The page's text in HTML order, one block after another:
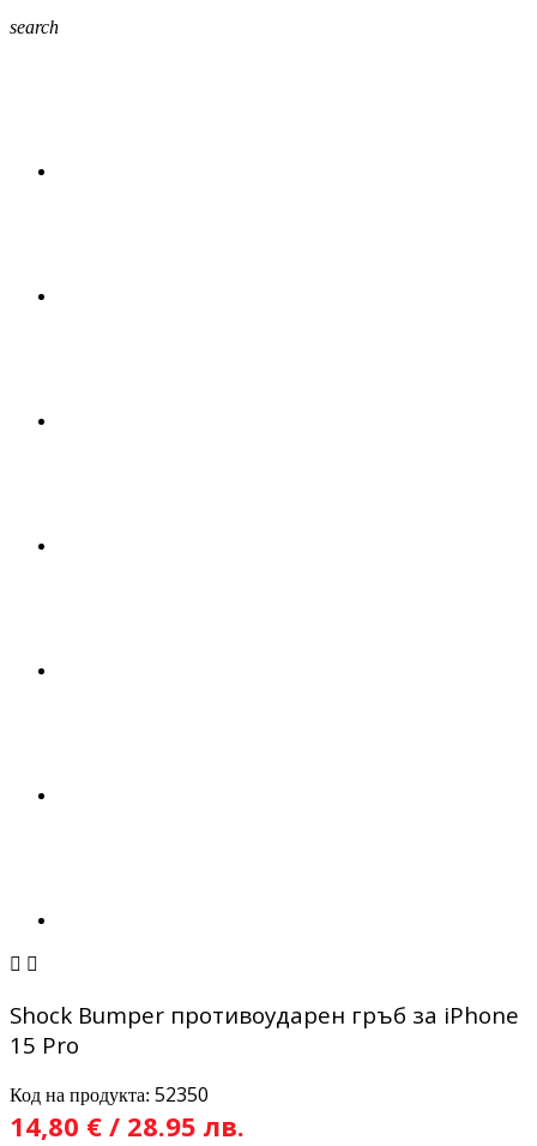
search
 
Shock Bumper противоударен гръб за iPhone
15 Pro
Код на продукта: 52350
14,80 € / 28.95 лв.